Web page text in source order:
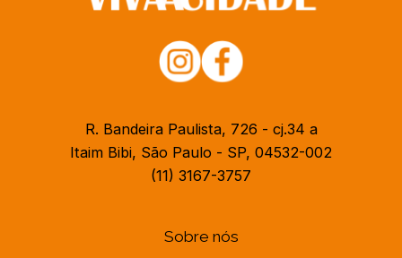
R. Bandeira Paulista, 726 - cj.34 a
Itaim Bibi, São Paulo - SP, 04532-002
(11) 3167-3757
Sobre nós